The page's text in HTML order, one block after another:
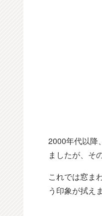
2000年代以降
ましたが、そ
これでは窓ま
う印象が拭え